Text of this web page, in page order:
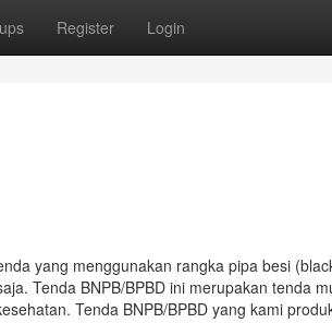
Register Login
yang menggunakan rangka pipa besi
Tenda BNPB/BPBD ini merupakan tenda
Tenda BNPB/BPBD yang kami